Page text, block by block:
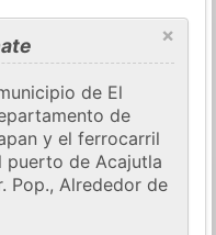
×
de El
de
y el ferrocarril
puerto de Acajutla
Pop., Alrededor de